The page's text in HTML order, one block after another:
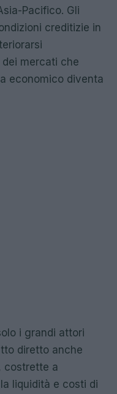
Pacifico. Gli
creditizie in
mercati che
economico diventa
i grandi attori
diretto anche
costrette a
liquidità e costi di